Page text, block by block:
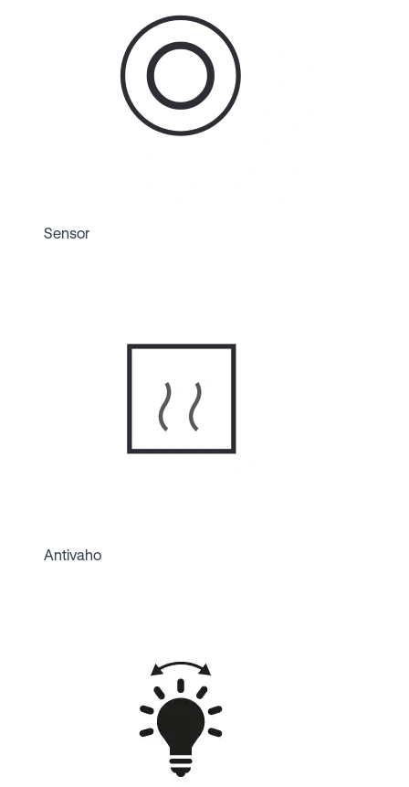
Sensor
Antivaho